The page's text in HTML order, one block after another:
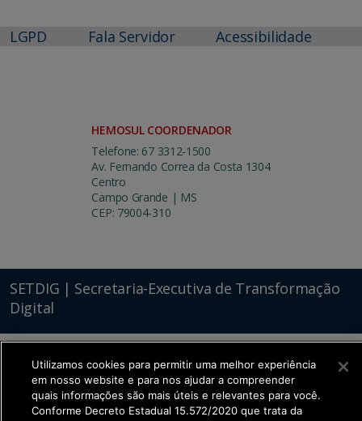
LGPD Fala Servidor Acessibilidade
HEMOSUL COORDENADOR
Telefone: 67 3312-1500
Av. Fernando Correa da Costa 1304
Centro
Campo Grande | MS
CEP: 79004-310
SETDIG | Secretaria-Executiva de Transformação
Digital
Utilizamos cookies para permitir uma melhor experiência
em nosso website e para nos ajudar a compreender
quais informações são mais úteis e relevantes para você.
Conforme Decreto Estadual 15.572/2020 que trata da